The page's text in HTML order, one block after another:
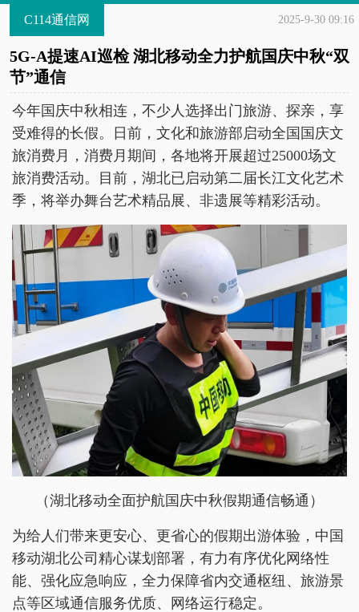
C114通信网 2025-9-30 09:16
5G-A提速AI巡检 湖北移动全力护航国庆中秋“双
节”通信
今年国庆中秋相连，不少人选择出门旅游、探亲，享
受难得的长假。日前，文化和旅游部启动全国国庆文
旅消费月，消费月期间，各地将开展超过25000场文
旅消费活动。目前，湖北已启动第二届长江文化艺术
季，将举办舞台艺术精品展、非遗展等精彩活动。
（湖北移动全面护航国庆中秋假期通信畅通）
为给人们带来更安心、更省心的假期出游体验，中国
移动湖北公司精心谋划部署，有力有序优化网络性
能、强化应急响应，全力保障省内交通枢纽、旅游景
点等区域通信服务优质、网络运行稳定。